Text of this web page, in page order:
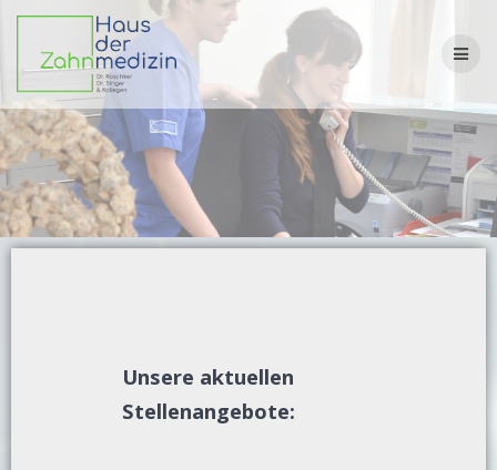
Unsere aktuellen
Stellenangebote: